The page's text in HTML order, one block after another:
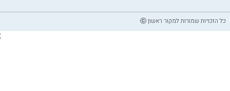
כל הזכויות שמורות למקור ראשון ⓒ